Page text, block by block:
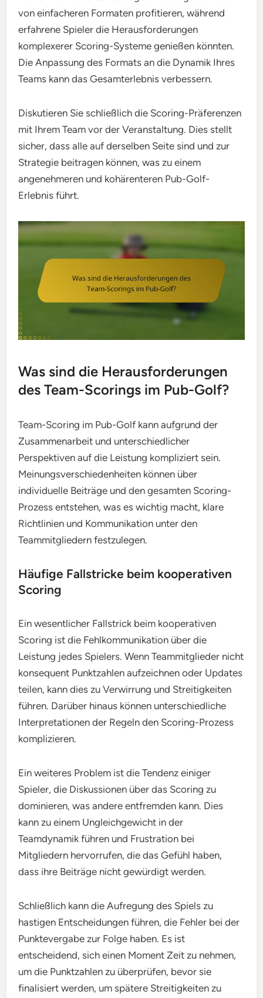
von einfacheren Formaten profitieren, während
erfahrene Spieler die Herausforderungen
komplexerer Scoring-Systeme genießen könnten.
Die Anpassung des Formats an die Dynamik Ihres
Teams kann das Gesamterlebnis verbessern.
Diskutieren Sie schließlich die Scoring-Präferenzen
mit Ihrem Team vor der Veranstaltung. Dies stellt
sicher, dass alle auf derselben Seite sind und zur
Strategie beitragen können, was zu einem
angenehmeren und kohärenteren Pub-Golf-
Erlebnis führt.
Was sind die Herausforderungen
des Team-Scorings im Pub-Golf?
Team-Scoring im Pub-Golf kann aufgrund der
Zusammenarbeit und unterschiedlicher
Perspektiven auf die Leistung kompliziert sein.
Meinungsverschiedenheiten können über
individuelle Beiträge und den gesamten Scoring-
Prozess entstehen, was es wichtig macht, klare
Richtlinien und Kommunikation unter den
Teammitgliedern festzulegen.
Häufige Fallstricke beim kooperativen
Scoring
Ein wesentlicher Fallstrick beim kooperativen
Scoring ist die Fehlkommunikation über die
Leistung jedes Spielers. Wenn Teammitglieder nicht
konsequent Punktzahlen aufzeichnen oder Updates
teilen, kann dies zu Verwirrung und Streitigkeiten
führen. Darüber hinaus können unterschiedliche
Interpretationen der Regeln den Scoring-Prozess
komplizieren.
Ein weiteres Problem ist die Tendenz einiger
Spieler, die Diskussionen über das Scoring zu
dominieren, was andere entfremden kann. Dies
kann zu einem Ungleichgewicht in der
Teamdynamik führen und Frustration bei
Mitgliedern hervorrufen, die das Gefühl haben,
dass ihre Beiträge nicht gewürdigt werden.
Schließlich kann die Aufregung des Spiels zu
hastigen Entscheidungen führen, die Fehler bei der
Punktevergabe zur Folge haben. Es ist
entscheidend, sich einen Moment Zeit zu nehmen,
um die Punktzahlen zu überprüfen, bevor sie
finalisiert werden, um spätere Streitigkeiten zu